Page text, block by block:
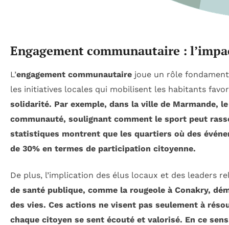
Engagement communautaire :
L’engagement communautaire joue un rôle
les initiatives locales qui mobilisent les habitants
solidarité. Par exemple, dans la ville de Marmande,
communauté, soulignant comment le sport peut
statistiques montrent que les quartiers où des
de 30% en termes de participation citoyenne.
De plus, l’implication des élus locaux et des leaders
de santé publique, comme la rougeole à Conakry,
des vies. Ces actions ne visent pas seulement à
chaque citoyen se sent écouté et valorisé. En ce